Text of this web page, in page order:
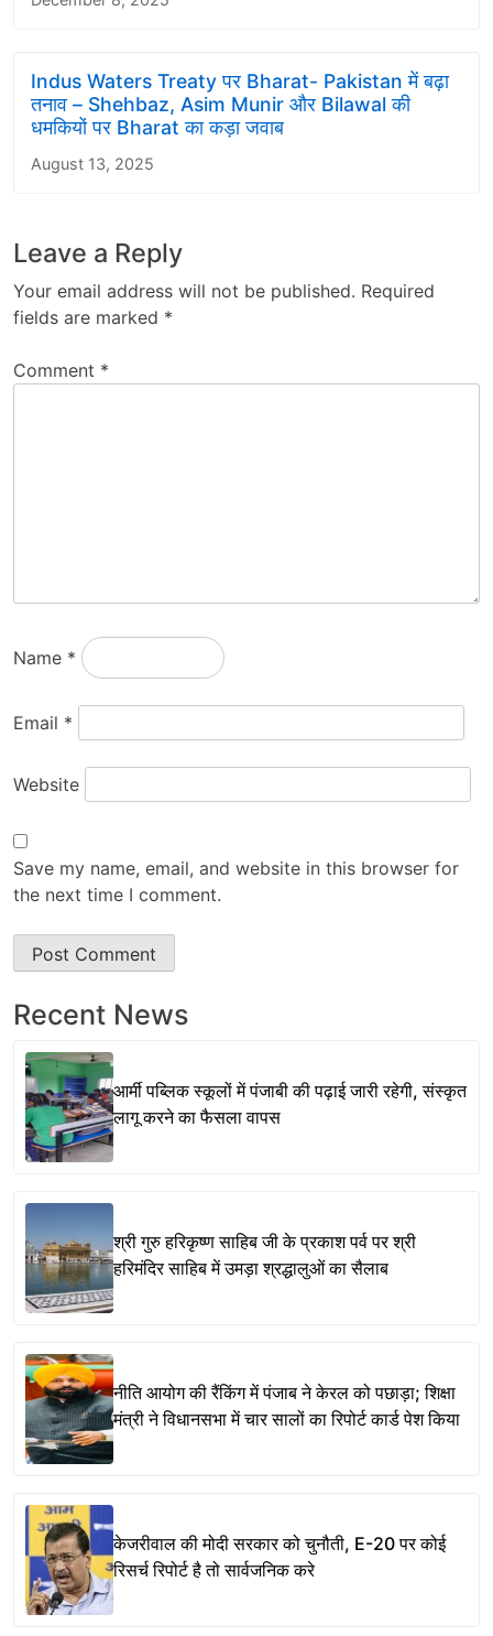
Indus Waters Treaty पर Bharat- Pakistan में बढ़ा
तनाव – Shehbaz, Asim Munir और Bilawal की
धमकियों पर Bharat का कड़ा जवाब
August 13, 2025
Leave a Reply
Your email address will not be published. Required
fields are marked *
Comment *
Name *
Email *
Website
Save my name, email, and website in this browser for
the next time I comment.
Recent News
आर्मी पब्लिक स्कूलों में पंजाबी की पढ़ाई जारी रहेगी, संस्कृत
लागू करने का फैसला वापस
श्री गुरु हरिकृष्ण साहिब जी के प्रकाश पर्व पर श्री
हरिमंदिर साहिब में उमड़ा श्रद्धालुओं का सैलाब
नीति आयोग की रैंकिंग में पंजाब ने केरल को पछाड़ा; शिक्षा
मंत्री ने विधानसभा में चार सालों का रिपोर्ट कार्ड पेश किया
केजरीवाल की मोदी सरकार को चुनौती, E-20 पर कोई
रिसर्च रिपोर्ट है तो सार्वजनिक करे